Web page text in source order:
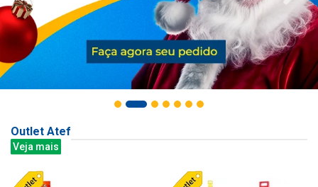
Outlet Atef
Veja mais